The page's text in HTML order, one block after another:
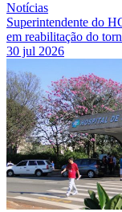
Notícias
Superintendente do
em reabilitação do
30 jul 2026